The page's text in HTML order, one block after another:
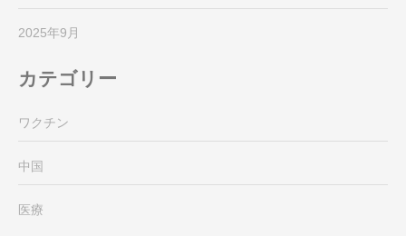
2025年9月
カテゴリー
ワクチン
中国
医療